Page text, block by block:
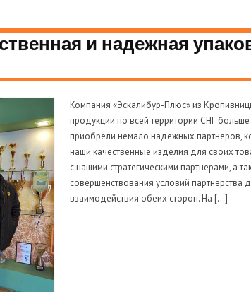
и надежная
Компания «Эскалибур-Плюс» из
продукции по всей территории СНГ
приобрели немало надежных партнеров,
наши качественные изделия для своих
с нашими стратегическими партнерами, а
совершенствования условий партнерства
взаимодействия обеих сторон. На […]